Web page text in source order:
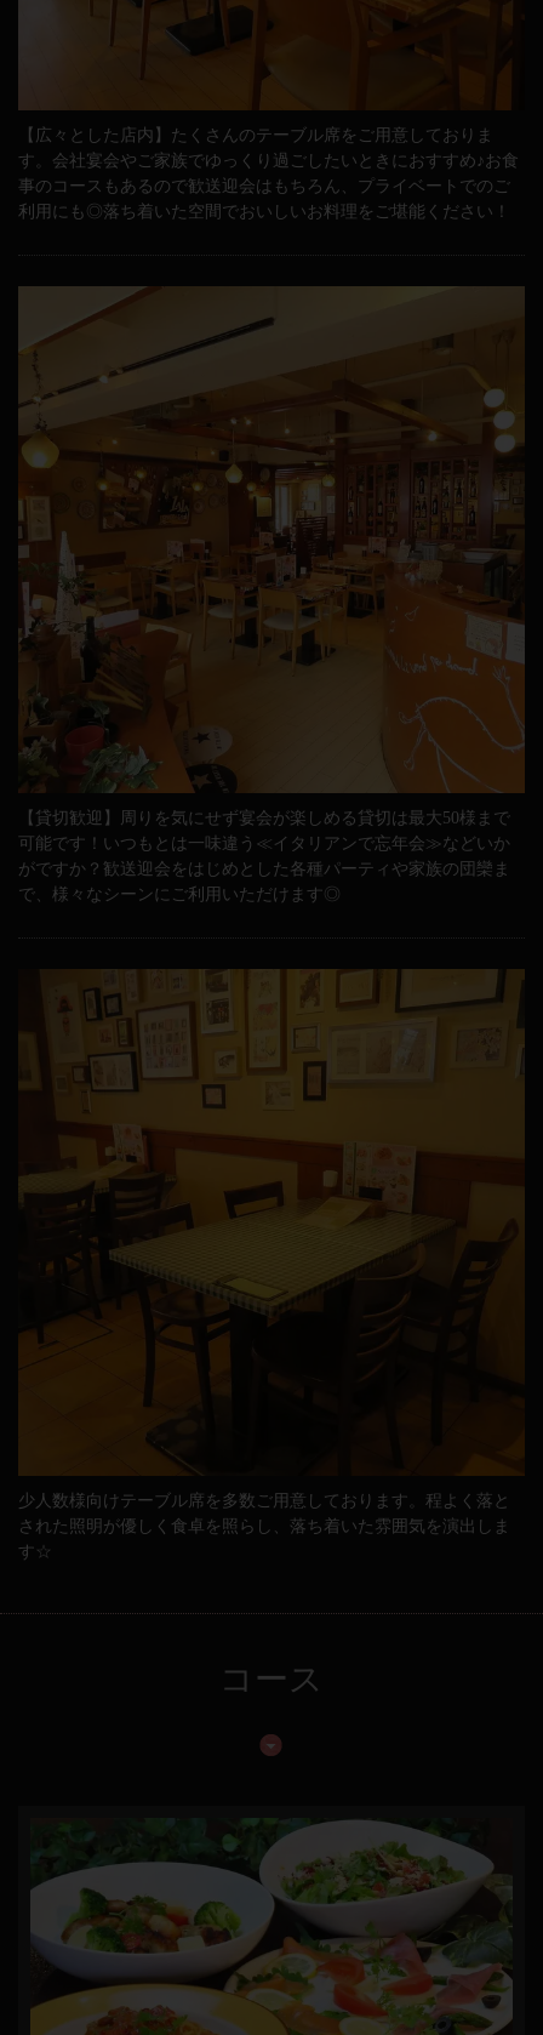
【広々とした店内】たくさんのテーブル席をご用意しておりま
す。会社宴会やご家族でゆっくり過ごしたいときにおすすめ♪お食
事のコースもあるので歓送迎会はもちろん、プライベートでのご
利用にも◎落ち着いた空間でおいしいお料理をご堪能ください！
【貸切歓迎】周りを気にせず宴会が楽しめる貸切は最大50様まで
可能です！いつもとは一味違う≪イタリアンで忘年会≫などいか
がですか？歓送迎会をはじめとした各種パーティや家族の団欒ま
で、様々なシーンにご利用いただけます◎
少人数様向けテーブル席を多数ご用意しております。程よく落と
された照明が優しく食卓を照らし、落ち着いた雰囲気を演出しま
す☆
コース